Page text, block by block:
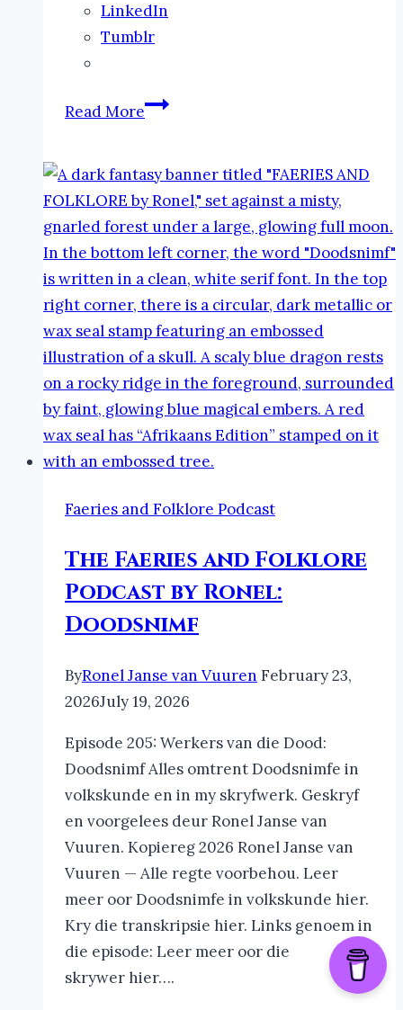
LinkedIn
Tumblr
Read MoreAbominable
#AtoZChallenge
Faeries and Folklore Podcast
The Faeries and Folklore
Podcast by Ronel:
Doodsnimf
ByRonel Janse van Vuuren February 23,
2026July 19, 2026
Episode 205: Werkers van die Dood:
Doodsnimf Alles omtrent Doodsnimfe in
volkskunde en in my skryfwerk. Geskryf
en voorgelees deur Ronel Janse van
Vuuren. Kopiereg 2026 Ronel Janse van
Vuuren — Alle regte voorbehou. Leer
meer oor Doodsnimfe in volkskunde hier.
Kry die transkripsie hier. Links genoem in
die episode: Leer meer oor die
skrywer hier….